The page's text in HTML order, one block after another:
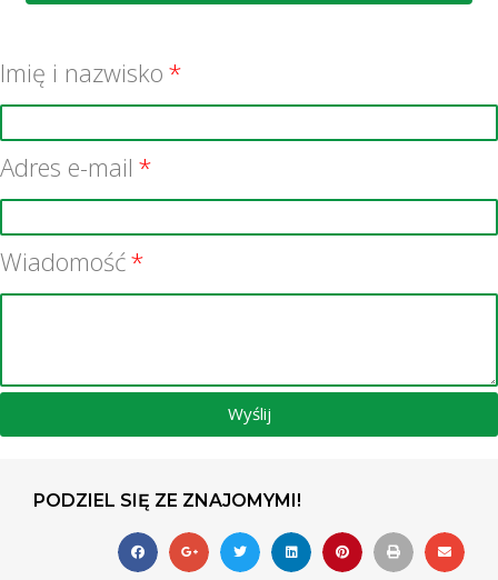
Imię i nazwisko
Adres e-mail
Wiadomość
Wyślij
PODZIEL SIĘ ZE ZNAJOMYMI!